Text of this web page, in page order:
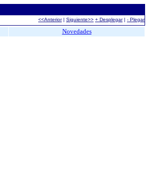
<<Anterior| Siguiente>> + Desplegar| - Plegar
Novedades